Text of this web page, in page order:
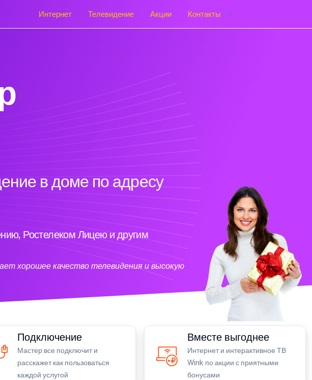
Интернет Телевидение Акции Контакты
в доме по адресу
Ростелеком Лицею и другим
хорошее качество телевидения и высокую
Подключение
Мастер все подключит и
расскажет как пользоваться
каждой услугой
Вместе выгоднее
Интернет и интерактивное ТВ
Wink по акции с приятными
бонусами